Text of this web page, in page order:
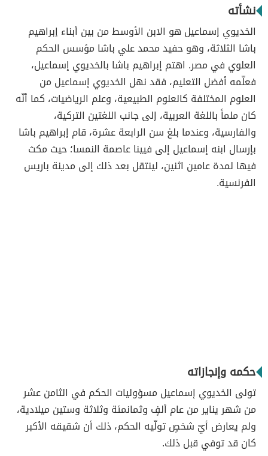
نشأته
الخديوي إسماعيل هو الابن الأوسط من بين أبناء إبراهيم
باشا الثلاثة، وهو حفيد محمد علي باشا مؤسس الحكم
العلوي في مصر. اهتم إبراهيم باشا بالخديوي إسماعيل،
فعلّمه أفضل التعليم، فقد نهل الخديوي إسماعيل من
العلوم المختلفة كالعلوم الطبيعية، وعلم الرياضيات، كما أنّه
كان ملماً باللغة العربية، إلى جانب اللغتين التركية،
والفارسية، وعندما بلغ سن الرابعة عشرة، قام إبراهيم باشا
بإرسال ابنه إسماعيل إلى فيينا عاصمة النمسا؛ حيث مكث
فيها لمدة عامين اثنين، لينتقل بعد ذلك إلى مدينة باريس
الفرنسية.
حكمه وإنجازاته
تولى الخديوي إسماعيل مسؤوليات الحكم في الثامن عشر
من شهر يناير من عام ألفٍ وثمانمئة وثلاثة وستين ميلادية،
ولم يعارض أيّ شخصٍ تولّيه الحكم، ذلك أن شقيقه الأكبر
كان قد توفي قبل ذلك.